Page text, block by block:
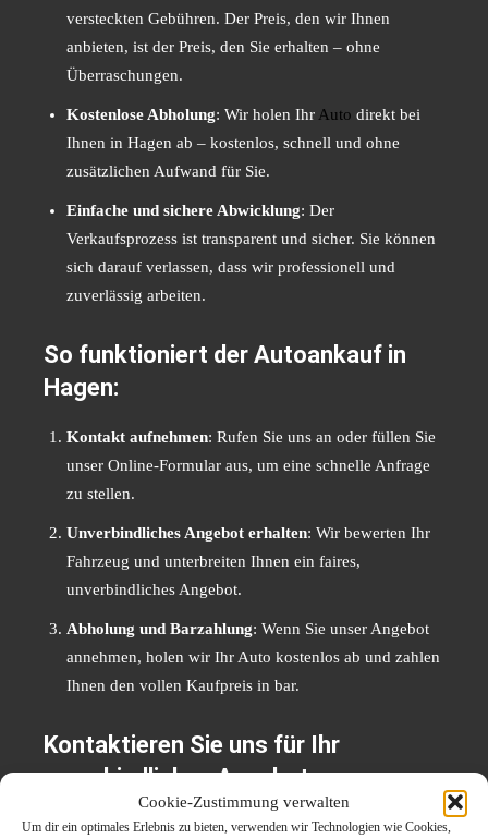
Cookie-Zustimmung verwalten
Um dir ein optimales Erlebnis zu bieten, verwenden wir Technologien wie Cookies,
versteckten Gebühren. Der Preis, den wir Ihnen
anbieten, ist der Preis, den Sie erhalten – ohne
Überraschungen.
Kostenlose Abholung: Wir holen Ihr Auto direkt bei
Ihnen in Hagen ab – kostenlos, schnell und ohne
zusätzlichen Aufwand für Sie.
Einfache und sichere Abwicklung: Der
Verkaufsprozess ist transparent und sicher. Sie können
sich darauf verlassen, dass wir professionell und
zuverlässig arbeiten.
So funktioniert der Autoankauf in
Hagen:
Kontakt aufnehmen: Rufen Sie uns an oder füllen Sie
unser Online-Formular aus, um eine schnelle Anfrage
zu stellen.
Unverbindliches Angebot erhalten: Wir bewerten Ihr
Fahrzeug und unterbreiten Ihnen ein faires,
unverbindliches Angebot.
Abholung und Barzahlung: Wenn Sie unser Angebot
annehmen, holen wir Ihr Auto kostenlos ab und zahlen
Ihnen den vollen Kaufpreis in bar.
Kontaktieren Sie uns für Ihr
unverbindliches Angebot:
Auto verkaufen Hagen